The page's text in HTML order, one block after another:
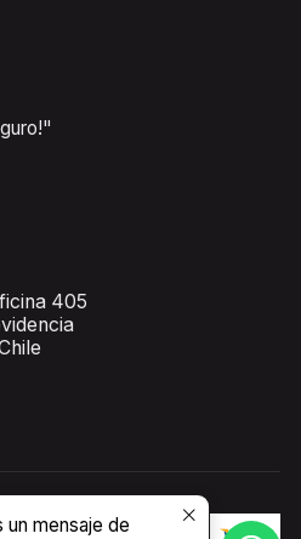
405
un mensaje de